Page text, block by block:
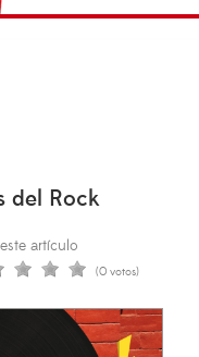
del Rock
artículo
(0 votos)